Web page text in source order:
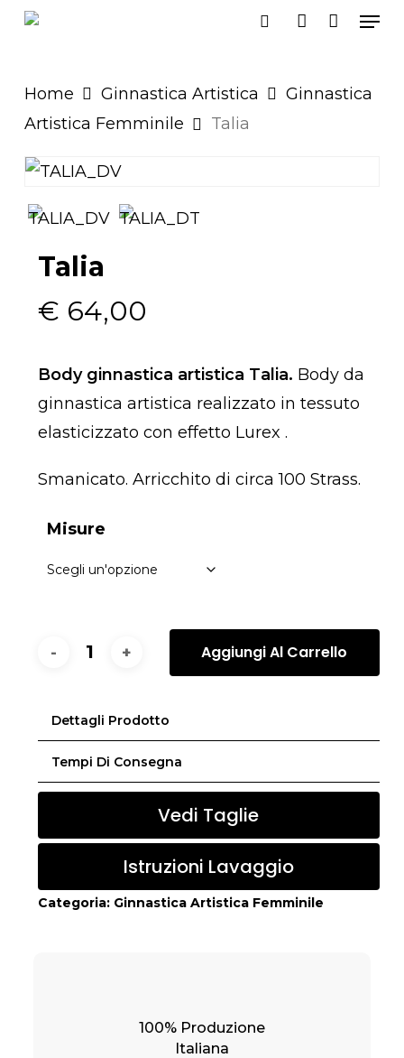
Skip
content
Home Ginnastica Artistica
Ginnastica
Artistica Femminile
Talia
Talia
€ 64,00
Body ginnastica artistica Talia. Body da
ginnastica artistica realizzato in tessuto
elasticizzato con effetto Lurex .
Smanicato. Arricchito di circa 100 Strass.
Misure
Aggiungi Al Carrello
Dettagli Prodotto
Tempi Di Consegna
Vedi Taglie
Istruzioni Lavaggio
Categoria: Ginnastica Artistica Femminile
100% Produzione
Italiana